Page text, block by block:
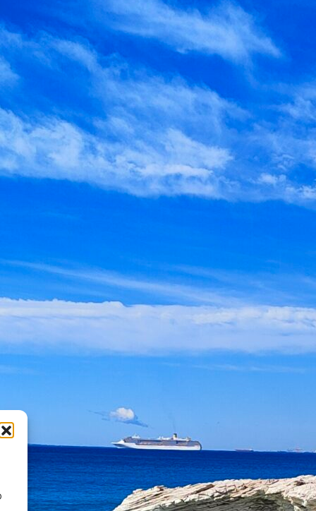
Bay –
tento
za
to?
Nezařazené
Mallorce?
Za nás je
to tento
hotel !